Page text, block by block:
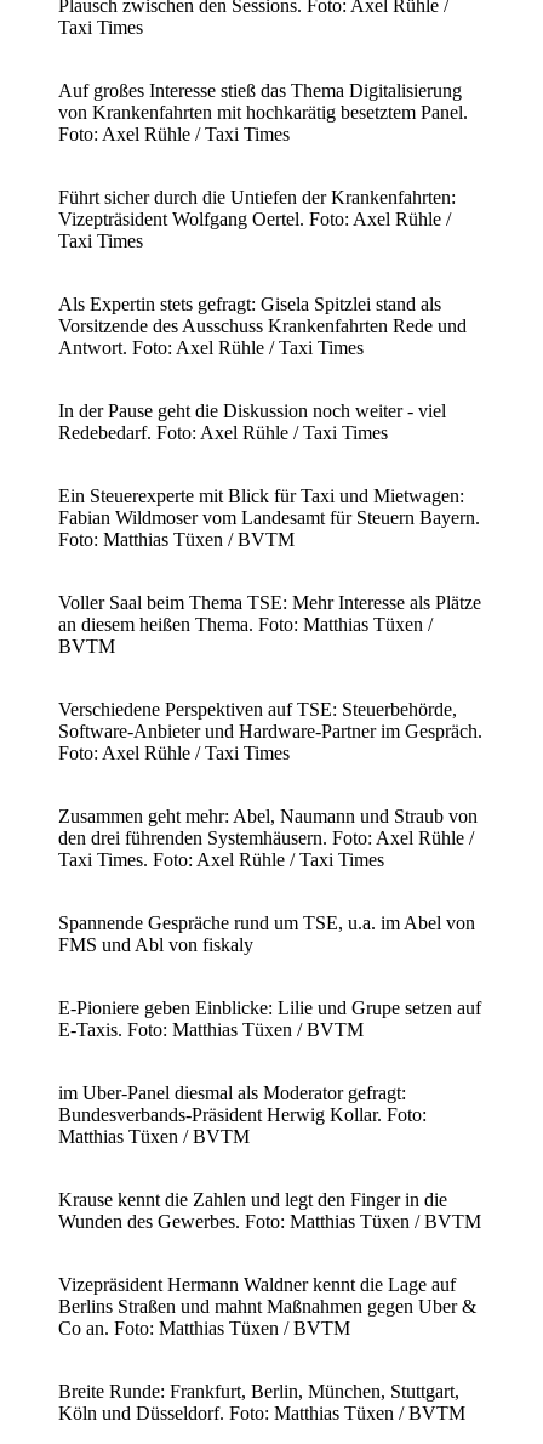
Plausch zwischen den Sessions. Foto: Axel Rühle /
Taxi Times
Auf großes Interesse stieß das Thema Digitalisierung
von Krankenfahrten mit hochkarätig besetztem Panel.
Foto: Axel Rühle / Taxi Times
Führt sicher durch die Untiefen der Krankenfahrten:
Vizepträsident Wolfgang Oertel. Foto: Axel Rühle /
Taxi Times
Als Expertin stets gefragt: Gisela Spitzlei stand als
Vorsitzende des Ausschuss Krankenfahrten Rede und
Antwort. Foto: Axel Rühle / Taxi Times
In der Pause geht die Diskussion noch weiter - viel
Redebedarf. Foto: Axel Rühle / Taxi Times
Ein Steuerexperte mit Blick für Taxi und Mietwagen:
Fabian Wildmoser vom Landesamt für Steuern Bayern.
Foto: Matthias Tüxen / BVTM
Voller Saal beim Thema TSE: Mehr Interesse als Plätze
an diesem heißen Thema. Foto: Matthias Tüxen /
BVTM
Verschiedene Perspektiven auf TSE: Steuerbehörde,
Software-Anbieter und Hardware-Partner im Gespräch.
Foto: Axel Rühle / Taxi Times
Zusammen geht mehr: Abel, Naumann und Straub von
den drei führenden Systemhäusern. Foto: Axel Rühle /
Taxi Times. Foto: Axel Rühle / Taxi Times
Spannende Gespräche rund um TSE, u.a. im Abel von
FMS und Abl von fiskaly
E-Pioniere geben Einblicke: Lilie und Grupe setzen auf
E-Taxis. Foto: Matthias Tüxen / BVTM
im Uber-Panel diesmal als Moderator gefragt:
Bundesverbands-Präsident Herwig Kollar. Foto:
Matthias Tüxen / BVTM
Krause kennt die Zahlen und legt den Finger in die
Wunden des Gewerbes. Foto: Matthias Tüxen / BVTM
Vizepräsident Hermann Waldner kennt die Lage auf
Berlins Straßen und mahnt Maßnahmen gegen Uber &
Co an. Foto: Matthias Tüxen / BVTM
Breite Runde: Frankfurt, Berlin, München, Stuttgart,
Köln und Düsseldorf. Foto: Matthias Tüxen / BVTM